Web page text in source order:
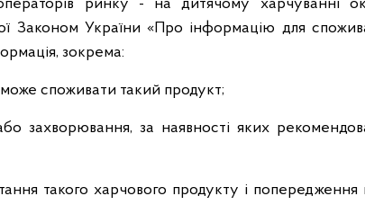
ринку - на дитячому харчуванні
Законом України «Про інформацію для
зокрема:
може споживати такий продукт;
захворювання, за наявності яких
такого харчового продукту і попередження